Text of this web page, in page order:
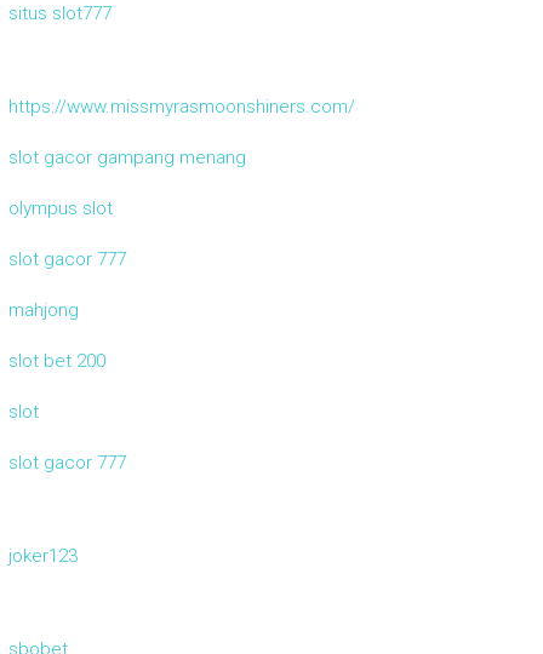
situs slot777
https://www.missmyrasmoonshiners.com/
slot gacor gampang menang
olympus slot
slot gacor 777
mahjong
slot bet 200
slot
slot gacor 777
joker123
sbobet